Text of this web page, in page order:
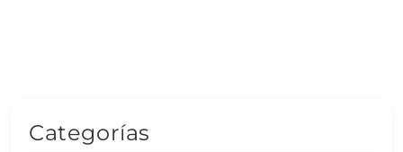
Categorías